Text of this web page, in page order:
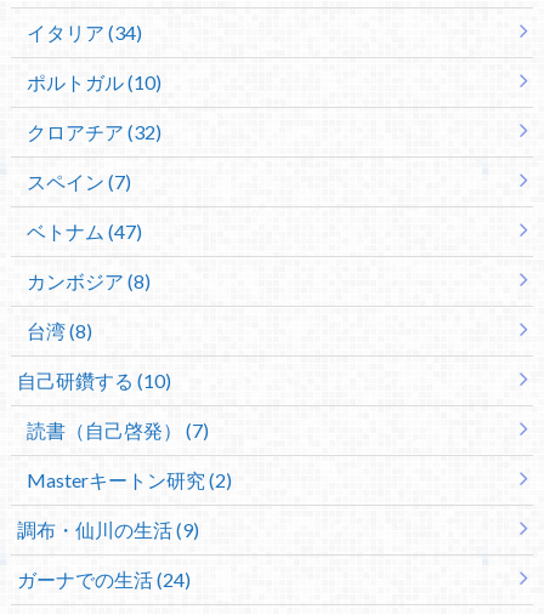
イタリア (34)
ポルトガル (10)
クロアチア (32)
スペイン (7)
ベトナム (47)
カンボジア (8)
台湾 (8)
自己研鑽する (10)
読書（自己啓発） (7)
Masterキートン研究 (2)
調布・仙川の生活 (9)
ガーナでの生活 (24)